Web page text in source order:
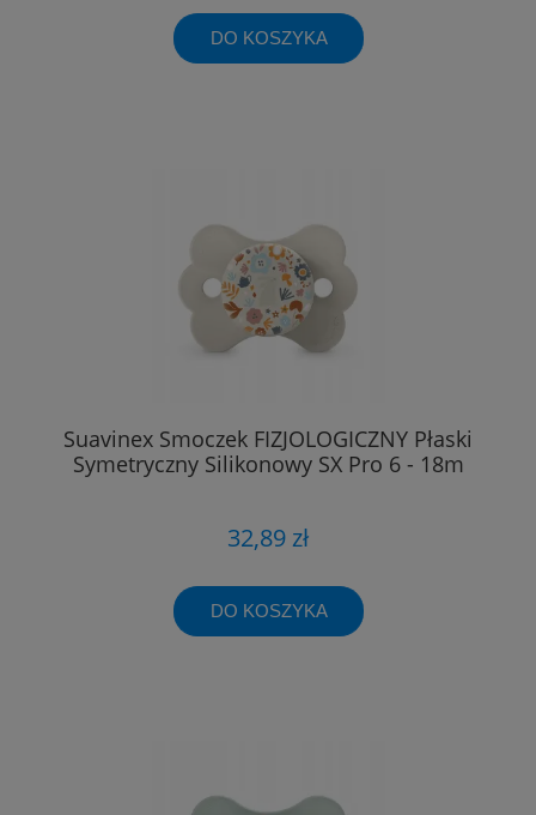
DO KOSZYKA
Suavinex Smoczek FIZJOLOGICZNY Płaski
Symetryczny Silikonowy SX Pro 6 - 18m
32,89 zł
DO KOSZYKA